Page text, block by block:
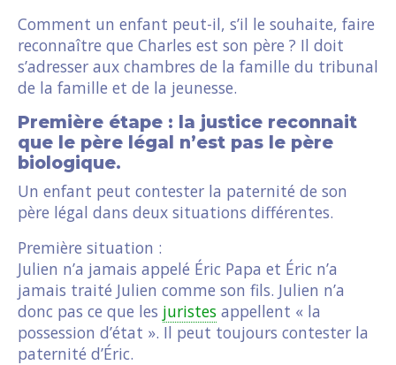
Comment un enfant peut-il, s’il le souhaite, faire
reconnaître que Charles est son père ? Il doit
s’adresser aux chambres de la famille du tribunal
de la famille et de la jeunesse.
Première étape : la justice reconnait
que le père légal n’est pas le père
biologique.
Un enfant peut contester la paternité de son
père légal dans deux situations différentes.
Première situation :
Julien n’a jamais appelé Éric Papa et Éric n’a
jamais traité Julien comme son fils. Julien n’a
donc pas ce que les juristes appellent « la
possession d’état ». Il peut toujours contester la
paternité d’Éric.